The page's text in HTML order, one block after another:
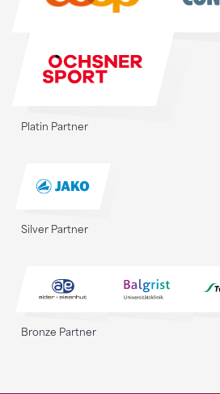
Platin Partner
Silver Partner
Bronze Partner